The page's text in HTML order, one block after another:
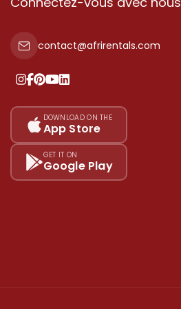
contact@afrirentals.com
DOWNLOAD ON THE
App Store
GET IT ON
Google Play